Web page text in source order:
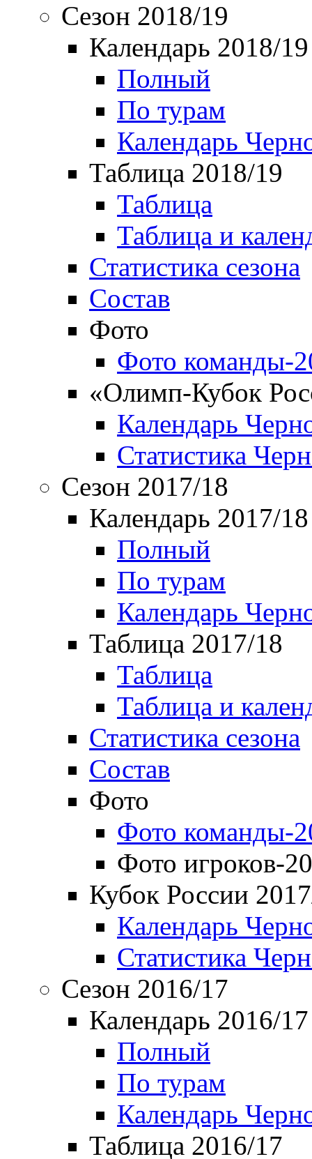
Сезон 2018/19
Календарь 2018/19
Полный
По турам
Календарь
Таблица 2018/19
Таблица
Таблица и
Статистика сезона
Состав
Фото
Фото команды-
«Олимп-Кубок
Календарь
Статистика
Сезон 2017/18
Календарь 2017/18
Полный
По турам
Календарь
Таблица 2017/18
Таблица
Таблица и
Статистика сезона
Состав
Фото
Фото команды-
Фото игроков-
Кубок России
Календарь
Статистика
Сезон 2016/17
Календарь 2016/17
Полный
По турам
Календарь
Таблица 2016/17